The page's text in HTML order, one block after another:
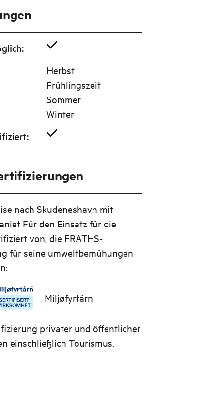
:
Herbst
Frühlingszeit
Sommer
Winter
:
nach Skudeneshavn mit
Für den Einsatz für die
von, die FRATHS-
für seine umweltbemühungen
Miljøfyrtårn
privater und öffentlicher
einschließlich Tourismus.